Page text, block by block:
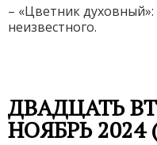
– «Цветник духовный»:
неизвестного.
ДВАДЦАТЬ
НОЯБРЬ 2024